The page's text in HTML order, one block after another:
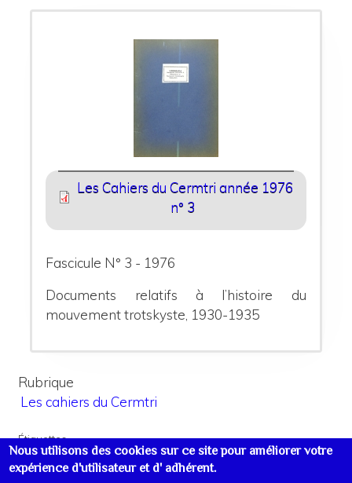
Nous utilisons des cookies sur ce site pour améliorer votre
expérience d'utilisateur et d' adhérent.
Les Cahiers du Cermtri année 1976
n° 3
Fascicule N° 3 - 1976
Documents relatifs à l’histoire du
mouvement trotskyste, 1930-1935
Rubrique
Les cahiers du Cermtri
Étiquettes
Inventaires/Catalogues